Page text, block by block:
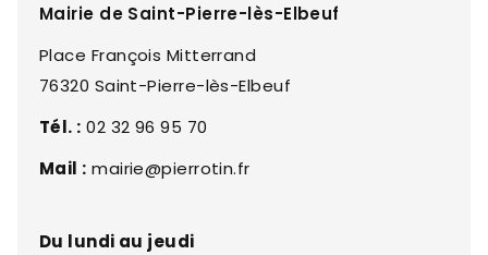
Mairie de Saint-Pierre-lès-Elbeuf
Place François Mitterrand
76320 Saint-Pierre-lès-Elbeuf
Tél. : 02 32 96 95 70
Mail : mairie@pierrotin.fr
Du lundi au jeudi